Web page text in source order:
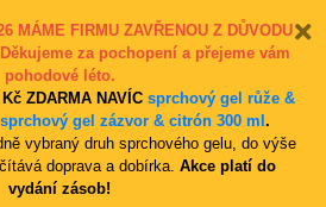
MÁME FIRMU ZAVŘENOU Z DŮVODU
za pochopení a přejeme vám
pohodové léto.
ZDARMA NAVÍC sprchový gel růže &
sprchový gel zázvor & citrón 300 ml .
vybraný druh sprchového gelu, do výše
doprava a dobírka. Akce platí do
vydání zásob!